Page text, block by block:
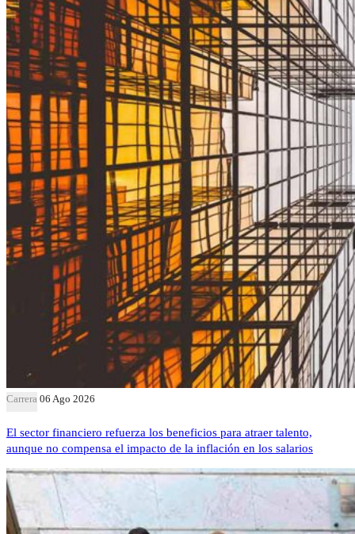
Carrera 06 Ago 2026
El sector financiero refuerza los beneficios para atraer talento,
aunque no compensa el impacto de la inflación en los salarios